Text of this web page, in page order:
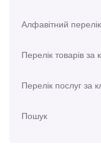
Алфавітний
Перелік товарів за
Перелік послуг за
Пошук